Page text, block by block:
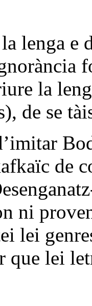
lenga e
la
de se
de
ni
lei
que lei